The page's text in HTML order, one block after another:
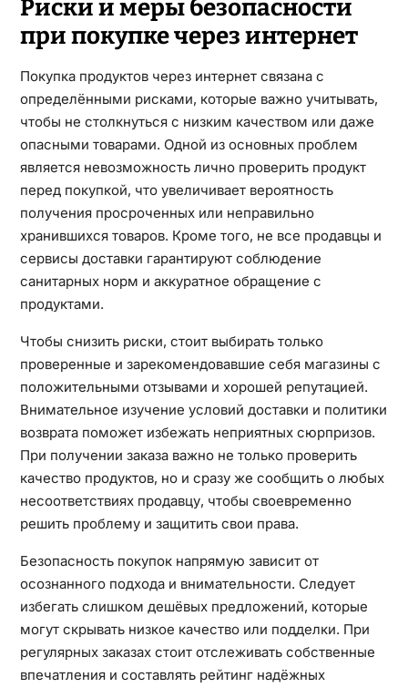
Риски и меры безопасности
при покупке через интернет
Покупка продуктов через интернет связана с
определёнными рисками, которые важно учитывать,
чтобы не столкнуться с низким качеством или даже
опасными товарами. Одной из основных проблем
является невозможность лично проверить продукт
перед покупкой, что увеличивает вероятность
получения просроченных или неправильно
хранившихся товаров. Кроме того, не все продавцы и
сервисы доставки гарантируют соблюдение
санитарных норм и аккуратное обращение с
продуктами.
Чтобы снизить риски, стоит выбирать только
проверенные и зарекомендовавшие себя магазины с
положительными отзывами и хорошей репутацией.
Внимательное изучение условий доставки и политики
возврата поможет избежать неприятных сюрпризов.
При получении заказа важно не только проверить
качество продуктов, но и сразу же сообщить о любых
несоответствиях продавцу, чтобы своевременно
решить проблему и защитить свои права.
Безопасность покупок напрямую зависит от
осознанного подхода и внимательности. Следует
избегать слишком дешёвых предложений, которые
могут скрывать низкое качество или подделки. При
регулярных заказах стоит отслеживать собственные
впечатления и составлять рейтинг надёжных